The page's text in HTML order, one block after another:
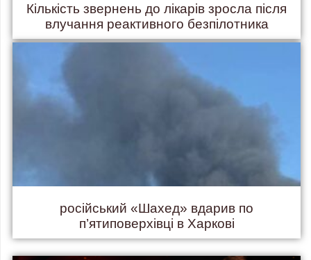
Кількість звернень до лікарів зросла після
влучання реактивного безпілотника
російський «Шахед» вдарив по
п’ятиповерхівці в Харкові